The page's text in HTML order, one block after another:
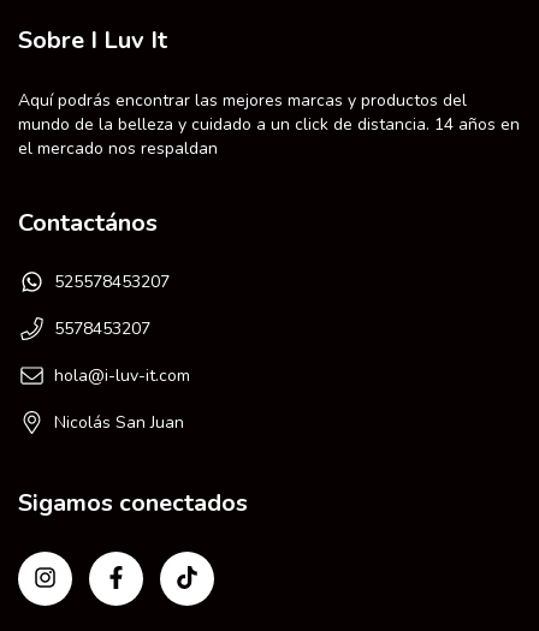
Sobre I Luv It
Aquí podrás encontrar las mejores marcas y productos del
mundo de la belleza y cuidado a un click de distancia. 14 años en
el mercado nos respaldan
Contactános
525578453207
5578453207
hola@i-luv-it.com
Nicolás San Juan
Sigamos conectados